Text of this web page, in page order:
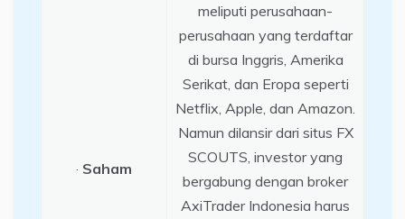
· Saham
meliputi perusahaan-
perusahaan yang terdaftar
di bursa Inggris, Amerika
Serikat, dan Eropa seperti
Netflix, Apple, dan Amazon.
Namun dilansir dari situs FX
SCOUTS, investor yang
bergabung dengan broker
AxiTrader Indonesia harus